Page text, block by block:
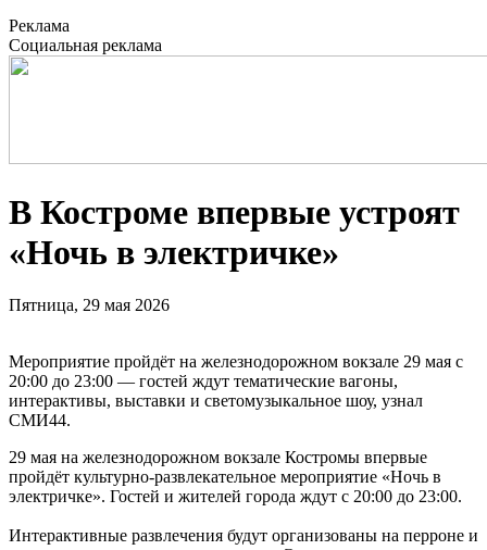
Реклама
Социальная реклама
В Костроме впервые устроят
«Ночь в электричке»
Пятница, 29 мая 2026
Мероприятие пройдёт на железнодорожном вокзале 29 мая с
20:00 до 23:00 — гостей ждут тематические вагоны,
интерактивы, выставки и светомузыкальное шоу, узнал
СМИ44.
29 мая на железнодорожном вокзале Костромы впервые
пройдёт культурно-развлекательное мероприятие «Ночь в
электричке». Гостей и жителей города ждут с 20:00 до 23:00.
Интерактивные развлечения будут организованы на перроне и